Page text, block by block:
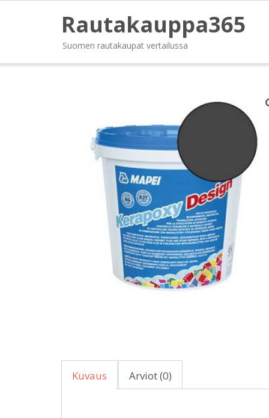
Rautakauppa365
Suomen rautakaupat vertailussa
Kuvaus Arviot (0)